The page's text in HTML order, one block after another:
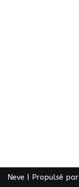
Neve | Propulsé par